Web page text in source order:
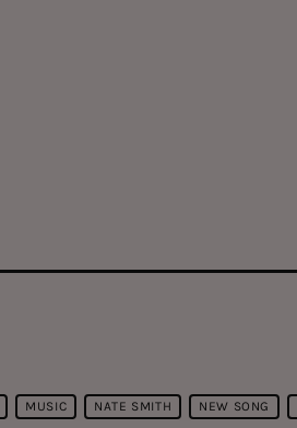
MUSIC NATE SMITH NEW SONG